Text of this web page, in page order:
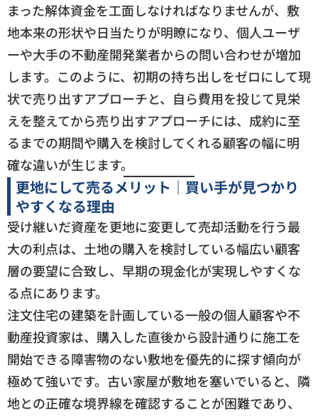
まった解体資金を工面しなければなりませんが、敷
地本来の形状や日当たりが明瞭になり、個人ユーザ
ーや大手の不動産開発業者からの問い合わせが増加
します。このように、初期の持ち出しをゼロにして現
状で売り出すアプローチと、自ら費用を投じて見栄
えを整えてから売り出すアプローチには、成約に至
るまでの期間や購入を検討してくれる顧客の幅に明
確な違いが生じます。
更地にして売るメリット｜買い手が見つかり
やすくなる理由
受け継いだ資産を更地に変更して売却活動を行う最
大の利点は、土地の購入を検討している幅広い顧客
層の要望に合致し、早期の現金化が実現しやすくな
る点にあります。
注文住宅の建築を計画している一般の個人顧客や不
動産投資家は、購入した直後から設計通りに施工を
開始できる障害物のない敷地を優先的に探す傾向が
極めて強いです。古い家屋が敷地を塞いでいると、隣
地との正確な境界線を確認することが困難であり、